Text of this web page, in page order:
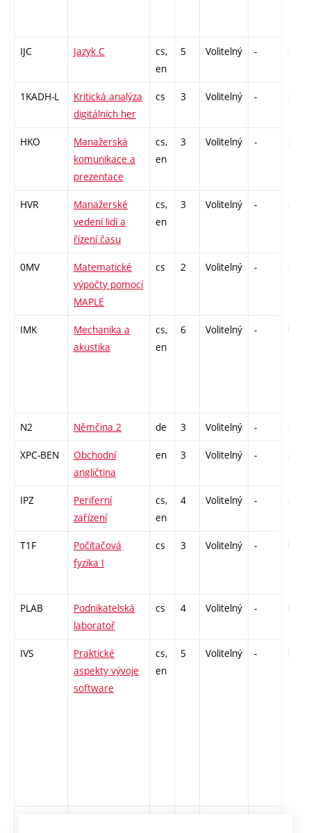
IJC Jazyk C
cs,
en
5 Volitelný - zk
1KADH-L
Kritická analýza
digitálních her
cs 3 Volitelný - zk
HKO
Manažerská
komunikace a
prezentace
cs,
en
3 Volitelný - zá
HVR
Manažerské
vedení lidí a
řízení času
cs,
en
3 Volitelný - zá
0MV
Matematické
výpočty pomocí
MAPLE
cs 2 Volitelný - zá
IMK
Mechanika a
akustika
cs,
en
6 Volitelný -
N2 Němčina 2 de 3 Volitelný - zá,zk
XPC-BEN
Obchodní
angličtina
en 3 Volitelný - zá,zk
IPZ
Periferní
zařízení
cs,
en
4 Volitelný - zk
T1F
Počítačová
fyzika I
cs 3 Volitelný -
PLAB
Podnikatelská
laboratoř
cs 4 Volitelný -
IVS
Praktické
aspekty vývoje
software
cs,
en
5 Volitelný -